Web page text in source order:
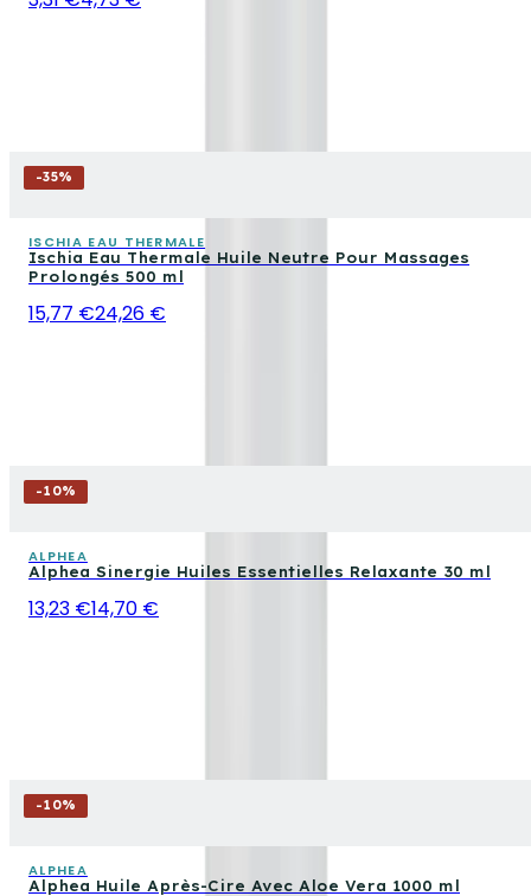
-35%
ISCHIA EAU THERMALE
Ischia Eau Thermale Huile Neutre Pour Massages
Prolongés 500 ml
15,77 €24,26 €
-10%
ALPHEA
Alphea Sinergie Huiles Essentielles Relaxante 30 ml
13,23 €14,70 €
-10%
ALPHEA
Alphea Huile Après-Cire Avec Aloe Vera 1000 ml